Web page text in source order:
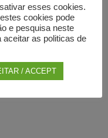
esses cookies.
cookies pode
e pesquisa neste
aceitar as politicas de
/ ACCEPT